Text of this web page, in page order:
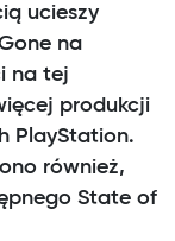
ucieszy
na
na tej
produkcji
PlayStation.
również,
State of